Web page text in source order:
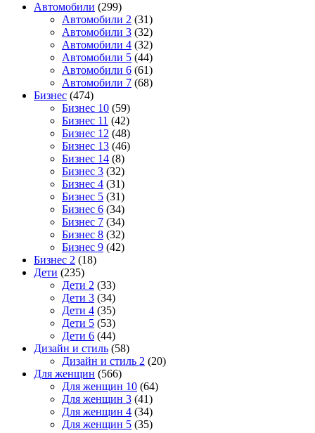
Автомобили (299)
Автомобили 2 (31)
Автомобили 3 (32)
Автомобили 4 (32)
Автомобили 5 (44)
Автомобили 6 (61)
Автомобили 7 (68)
Бизнес (474)
Бизнес 10 (59)
Бизнес 11 (42)
Бизнес 12 (48)
Бизнес 13 (46)
Бизнес 14 (8)
Бизнес 3 (32)
Бизнес 4 (31)
Бизнес 5 (31)
Бизнес 6 (34)
Бизнес 7 (34)
Бизнес 8 (32)
Бизнес 9 (42)
Бизнес 2 (18)
Дети (235)
Дети 2 (33)
Дети 3 (34)
Дети 4 (35)
Дети 5 (53)
Дети 6 (44)
Дизайн и стиль (58)
Дизайн и стиль 2 (20)
Для женщин (566)
Для женщин 10 (64)
Для женщин 3 (41)
Для женщин 4 (34)
Для женщин 5 (35)